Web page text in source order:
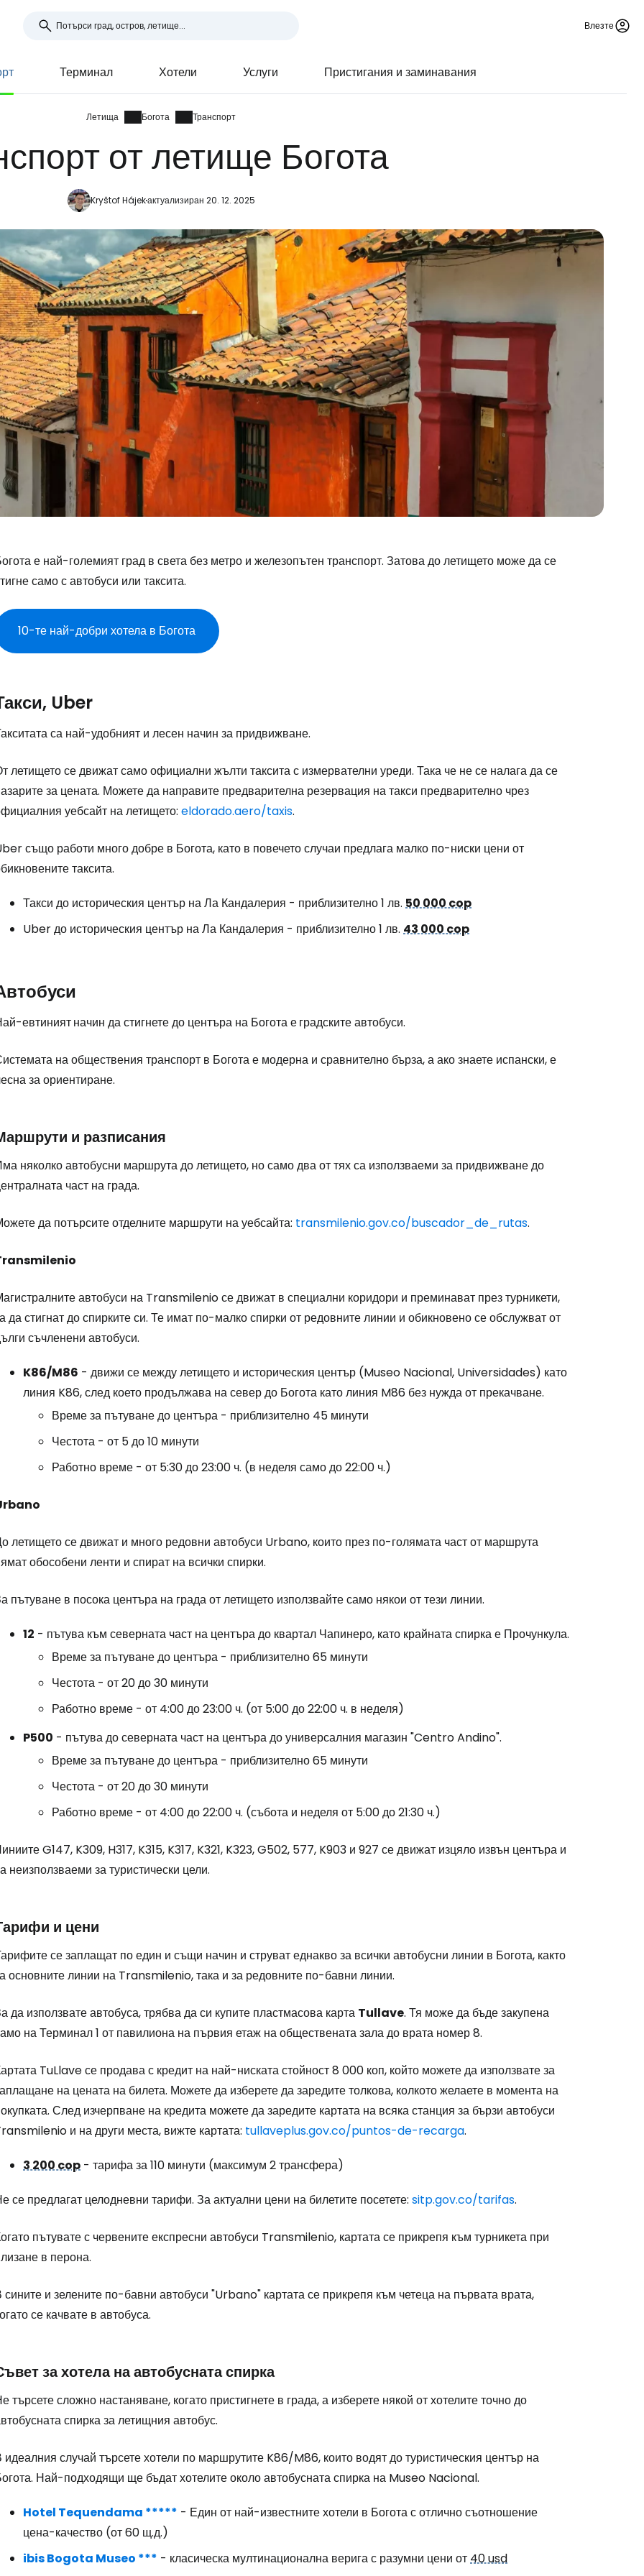
Влезте
Терминал Хотели Услуги Пристигания и заминавания
Летища Богота Транспорт
от летище Богота
Kryštof Hájekактуализиран 20. 12. 2025
е най-големият град в света без метро и железопътен транспорт. Затова до летището може да се
само с автобуси или таксита.
10-те най-добри хотела в Богота
Uber
са най-удобният и лесен начин за придвижване.
летището се движат само официални жълти таксита с измервателни уреди. Така че не се налага да се
за цената. Можете да направите предварителна резервация на такси предварително чрез
уебсайт на летището: eldorado.aero/taxis.
също работи много добре в Богота, като в повечето случаи предлага малко по-ниски цени от
таксита.
Такси до историческия център на Ла Кандалерия - приблизително 1 лв. 50 000 cop
Uber до историческия център на Ла Кандалерия - приблизително 1 лв. 43 000 cop
евтиниятначин да стигнете до центъра на Богота еградските автобуси.
на обществения транспорт в Богота е модерна и сравнително бърза, а ако знаете испански, е
за ориентиране.
и разписания
няколко автобусни маршрута до летището, но само два от тях са използваеми за придвижване до
част на града.
да потърсите отделните маршрути на уебсайта: transmilenio.gov.co/buscador_de_rutas.
автобуси на Transmilenio се движат в специални коридори и преминават през турникети,
да стигнат до спирките си. Те имат по-малко спирки от редовните линии и обикновено се обслужват от
съчленени автобуси.
K86/M86 - движи се между летището и историческия център (Museo Nacional, Universidades) като
линия K86, след което продължава на север до Богота като линия M86 без нужда от прекачване.
Време за пътуване до центъра - приблизително 45 минути
Честота - от 5 до 10 минути
Работно време - от 5:30 до 23:00 ч. (в неделя само до 22:00 ч.)
летището се движат и много редовни автобуси Urbano, които през по-голямата част от маршрута
обособени ленти и спират на всички спирки.
пътуване в посока центъра на града от летището използвайте само някои от тези линии.
12 - пътува към северната част на центъра до квартал Чапинеро, като крайната спирка е Прочункула.
Време за пътуване до центъра - приблизително 65 минути
Честота - от 20 до 30 минути
Работно време - от 4:00 до 23:00 ч. (от 5:00 до 22:00 ч. в неделя)
P500 - пътува до северната част на центъра до универсалния магазин "Centro Andino".
Време за пътуване до центъра - приблизително 65 минути
Честота - от 20 до 30 минути
Работно време - от 4:00 до 22:00 ч. (събота и неделя от 5:00 до 21:30 ч.)
G147, K309, H317, K315, K317, K321, K323, G502, 577, K903 и 927 се движат изцяло извън центъра и
неизползваеми за туристически цели.
и цени
се заплащат по един и същи начин и струват еднакво за всички автобусни линии в Богота, както
основните линии на Transmilenio, така и за редовните по-бавни линии.
да използвате автобуса, трябва да си купите пластмасова карта Tullave. Тя може да бъде закупена
на Терминал 1 от павилиона на първия етаж на обществената зала до врата номер 8.
TuLlave се продава с кредит на най-ниската стойност 8 000 коп, който можете да използвате за
на цената на билета. Можете да изберете да заредите толкова, колкото желаете в момента на
След изчерпване на кредита можете да заредите картата на всяка станция за бързи автобуси
и на други места, вижте картата: tullaveplus.gov.co/puntos-de-recarga.
3 200 cop - тарифа за 110 минути (максимум 2 трансфера)
се предлагат целодневни тарифи. За актуални цени на билетите посетете: sitp.gov.co/tarifas.
пътувате с червените експресни автобуси Transmilenio, картата се прикрепя към турникета при
в перона.
сините и зелените по-бавни автобуси "Urbano" картата се прикрепя към четеца на първата врата,
се качвате в автобуса.
за хотела на автобусната спирка
търсете сложно настаняване, когато пристигнете в града, а изберете някой от хотелите точно до
спирка за летищния автобус.
идеалния случай търсете хотели по маршрутите K86/M86, които водят до туристическия център на
Най-подходящи ще бъдат хотелите около автобусната спирка на Museo Nacional.
Hotel Tequendama ***** - Един от най-известните хотели в Богота с отлично съотношение
цена-качество (от 60 щ.д.)
ibis Bogota Museo *** - класическа мултинационална верига с разумни цени от40 usd
Влезте в Cestee
... световната общност на туристите